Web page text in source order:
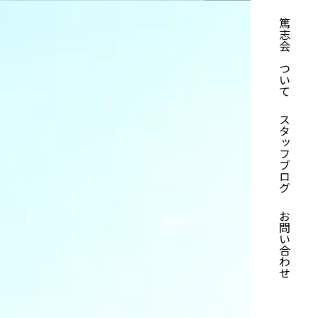
篤志会について
スタッフブログ
お問い合わせ